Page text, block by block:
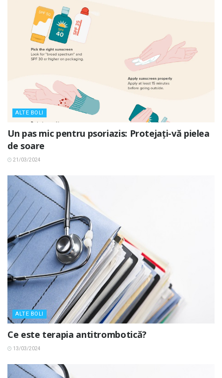
ALTE BOLI
Un pas mic pentru psoriazis: Protejați-vă pielea
de soare
21/03/2024
ALTE BOLI
Ce este terapia antitrombotică?
13/03/2024